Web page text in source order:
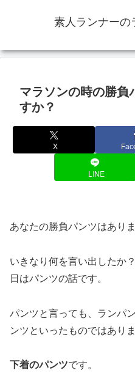
素人ランナーの
マラソンの時の勝負
すか？
X
LINE
あなたの勝負パンツはあり
いきなり何を言い出したか
日はパンツの話です。
パンツと言っても、ランパ
ンツといったものではありま
下着のパンツです。